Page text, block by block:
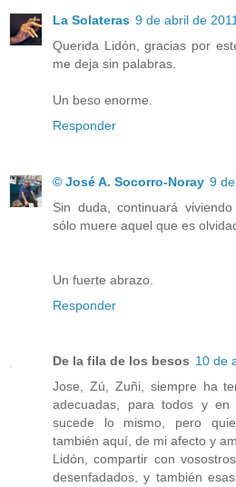
La Solateras 9 de abril de
Querida Lidón, gracias por
me deja sin palabras.
Un beso enorme.
Responder
© José A. Socorro-Noray 9
Sin duda, continuará
sólo muere aquel que es
Un fuerte abrazo.
Responder
De la fila de los besos 10 de
Jose, Zú, Zuñi, siempre ha
adecuadas, para todos y
sucede lo mismo, pero
también aquí, de mi afecto y
Lidón, compartir con
desenfadados, y también